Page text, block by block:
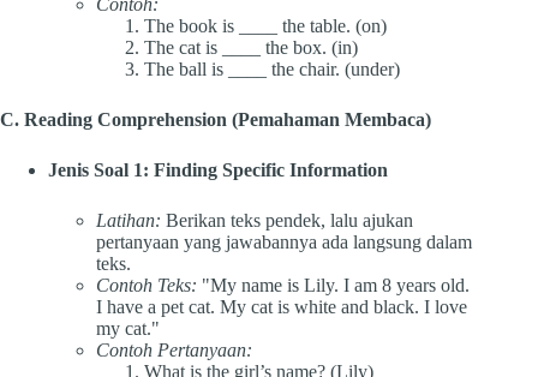
The book is ____ the table. (on)
The cat is ____ the box. (in)
The ball is ____ the chair. (under)
C. Reading Comprehension (Pemahaman Membaca)
Jenis Soal 1: Finding Specific Information
Latihan: Berikan teks pendek, lalu ajukan
pertanyaan yang jawabannya ada langsung dalam
teks.
Contoh Teks: "My name is Lily. I am 8 years old.
I have a pet cat. My cat is white and black. I love
my cat."
Contoh Pertanyaan:
What is the girl’s name? (Lily)